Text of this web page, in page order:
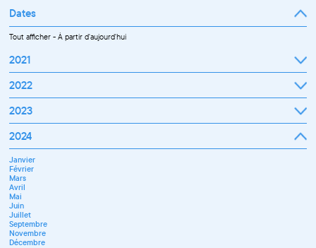
Dates
Tout afficher-À partir d'aujourd'hui
2021
Septembre
Octobre
Novembre
Décembre
2022
Janvier
Février
Mars
Avril
Juillet
Septembre
Octobre
Novembre
Décembre
2023
Janvier
Février
Mars
Avril
Mai
Juin
Septembre
Octobre
Novembre
Décembre
2024
Janvier
Février
Mars
Avril
Mai
Juin
Juillet
Septembre
Novembre
Décembre